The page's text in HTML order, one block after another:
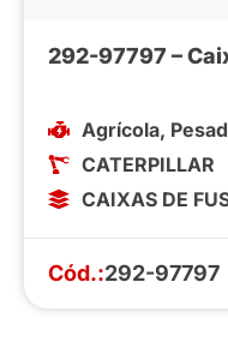
292-97797 –
Agrícola,
CATERPILLAR
CAIXAS DE
Cód.:292-97797